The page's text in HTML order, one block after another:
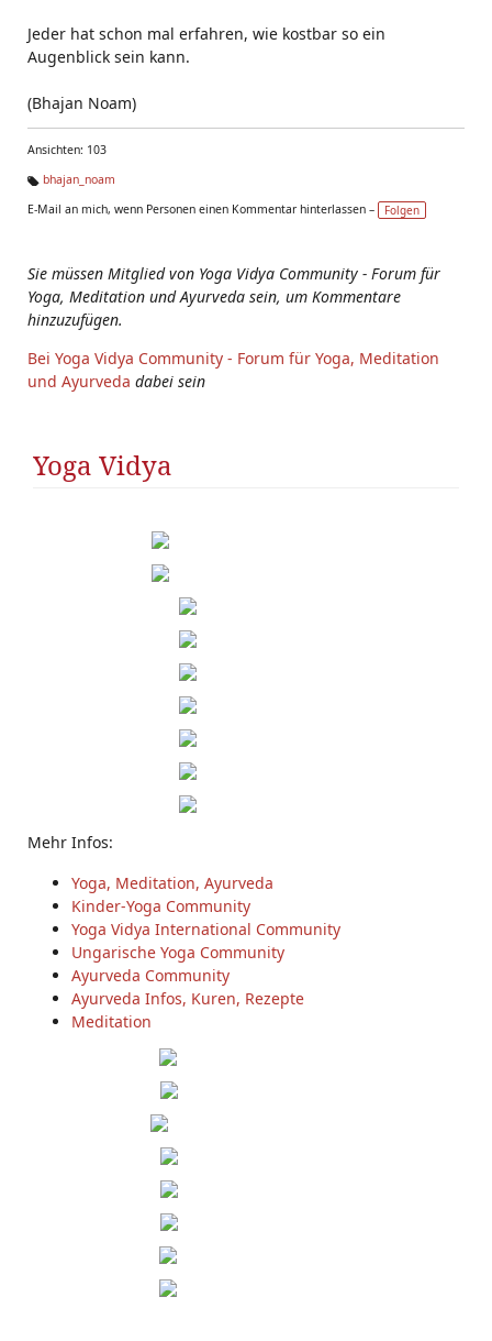
Jeder hat schon mal erfahren, wie kostbar so ein
Augenblick sein kann.
(Bhajan Noam)
Ansichten: 103
g
bhajan_noam
E-Mail an mich, wenn Personen einen Kommentar hinterlassen –
Folgen
Sie müssen Mitglied von Yoga Vidya Community - Forum für
Yoga, Meditation und Ayurveda sein, um Kommentare
hinzuzufügen.
Bei Yoga Vidya Community - Forum für Yoga, Meditation
und Ayurveda dabei sein
Yoga Vidya
Mehr Infos:
Yoga, Meditation, Ayurveda
Kinder-Yoga Community
Yoga Vidya International Community
Ungarische Yoga Community
Ayurveda Community
Ayurveda Infos, Kuren, Rezepte
Meditation